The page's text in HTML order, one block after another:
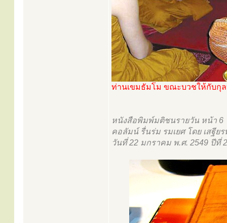
ท่านเขมธัมโม ขณะบวชให้กับกุ
หนังสือพิมพ์มติชนรายวัน หน้า 6
คอลัมน์ รื่นร่ม รมเยศ โดย เสฐีย
วันที่ 22 มกราคม พ.ศ. 2549 ปีที่